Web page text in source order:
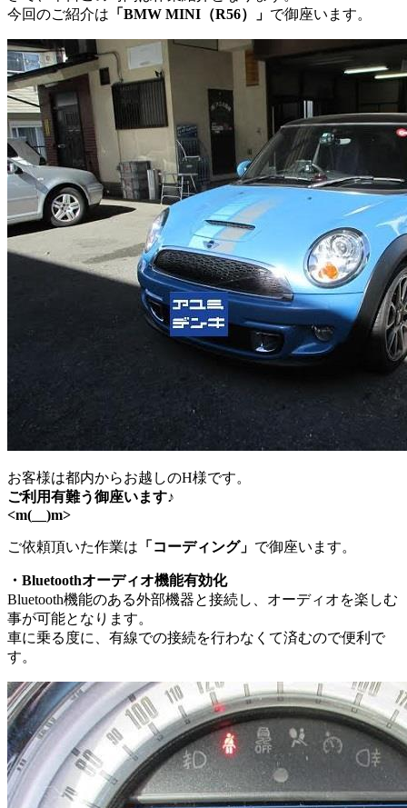
今回のご紹介は 「BMW MINI（R56）」 で御座います。
お客様は都内からお越しのH様です。
ご利用有難う御座います♪
<m(__)m>
ご依頼頂いた作業は 「コーディング」 で御座います。
・Bluetoothオーディオ機能有効化
Bluetooth機能のある外部機器と接続し、オーディオを楽しむ
事が可能となります。
車に乗る度に、有線での接続を行わなくて済むので便利で
す。